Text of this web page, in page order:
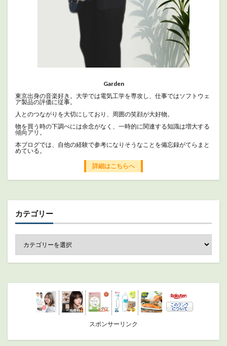
Garden
東京出身の音楽好き。大学では電気工学を専攻し、仕事ではソフトウェ
ア製品の評価に従事。
人とのつながりを大切にしており、周囲の笑顔が大好物。
物を買う時の下調べには余念がなく、一時的に関連する知識は増大する
傾向アリ。
本ブログでは、自他の経験で参考になりそうなことを備忘録がてらまと
めている。
詳細はこちらへ
カテゴリー
スポンサーリンク